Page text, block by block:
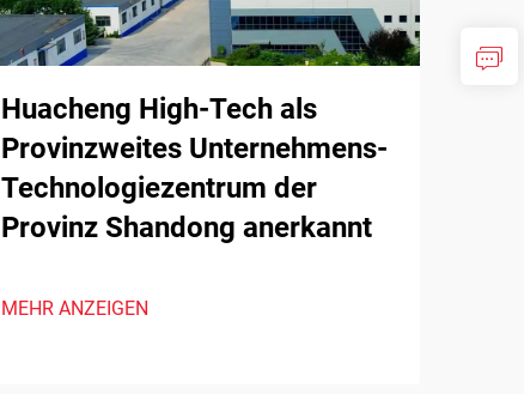
Huacheng High-Tech als
Provinzweites Unternehmens-
Technologiezentrum der
Provinz Shandong anerkannt
MEHR ANZEIGEN